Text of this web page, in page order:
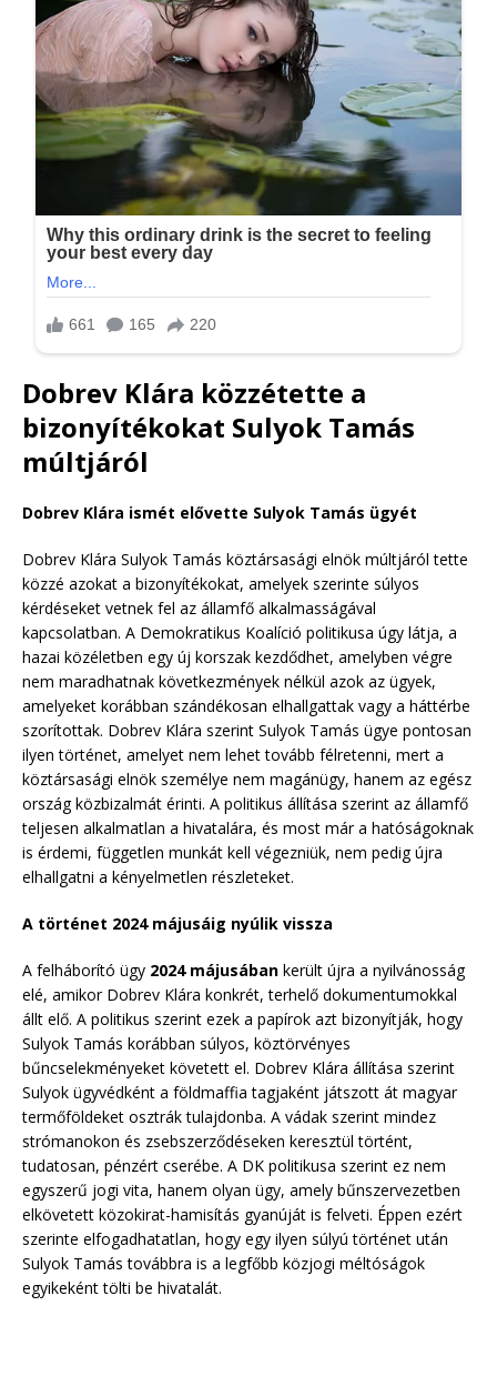
Dobrev Klára közzétette a
bizonyítékokat Sulyok Tamás
múltjáról
Dobrev Klára ismét elővette Sulyok Tamás ügyét
Dobrev Klára Sulyok Tamás köztársasági elnök múltjáról tette
közzé azokat a bizonyítékokat, amelyek szerinte súlyos
kérdéseket vetnek fel az államfő alkalmasságával
kapcsolatban. A Demokratikus Koalíció politikusa úgy látja, a
hazai közéletben egy új korszak kezdődhet, amelyben végre
nem maradhatnak következmények nélkül azok az ügyek,
amelyeket korábban szándékosan elhallgattak vagy a háttérbe
szorítottak. Dobrev Klára szerint Sulyok Tamás ügye pontosan
ilyen történet, amelyet nem lehet tovább félretenni, mert a
köztársasági elnök személye nem magánügy, hanem az egész
ország közbizalmát érinti. A politikus állítása szerint az államfő
teljesen alkalmatlan a hivatalára, és most már a hatóságoknak
is érdemi, független munkát kell végezniük, nem pedig újra
elhallgatni a kényelmetlen részleteket.
A történet 2024 májusáig nyúlik vissza
A felháborító ügy 2024 májusában került újra a nyilvánosság
elé, amikor Dobrev Klára konkrét, terhelő dokumentumokkal
állt elő. A politikus szerint ezek a papírok azt bizonyítják, hogy
Sulyok Tamás korábban súlyos, köztörvényes
bűncselekményeket követett el. Dobrev Klára állítása szerint
Sulyok ügyvédként a földmaffia tagjaként játszott át magyar
termőföldeket osztrák tulajdonba. A vádak szerint mindez
strómanokon és zsebszerződéseken keresztül történt,
tudatosan, pénzért cserébe. A DK politikusa szerint ez nem
egyszerű jogi vita, hanem olyan ügy, amely bűnszervezetben
elkövetett közokirat-hamisítás gyanúját is felveti. Éppen ezért
szerinte elfogadhatatlan, hogy egy ilyen súlyú történet után
Sulyok Tamás továbbra is a legfőbb közjogi méltóságok
egyikeként tölti be hivatalát.